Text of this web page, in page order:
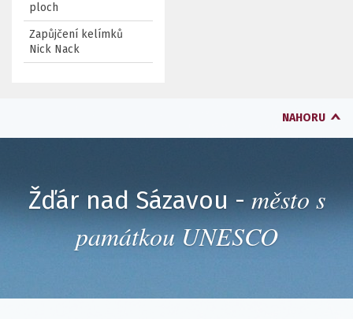
ploch
Zapůjčení kelímků
Nick Nack
NAHORU
Žďár nad Sázavou - město s
památkou UNESCO